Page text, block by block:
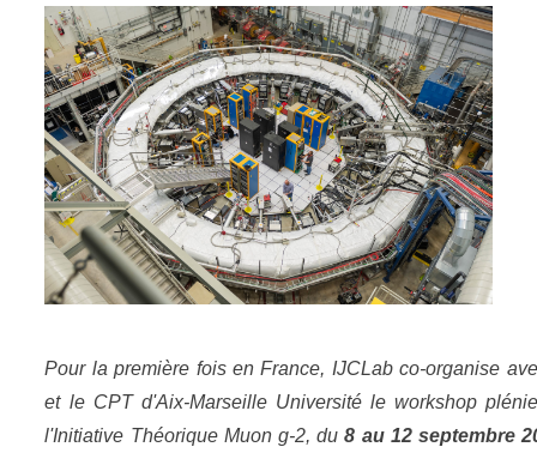
Pour la première fois en France, IJCLab co-organise
et le CPT d'Aix-Marseille Université le workshop
l'Initiative Théorique Muon g-2, du8 au 12 septembre